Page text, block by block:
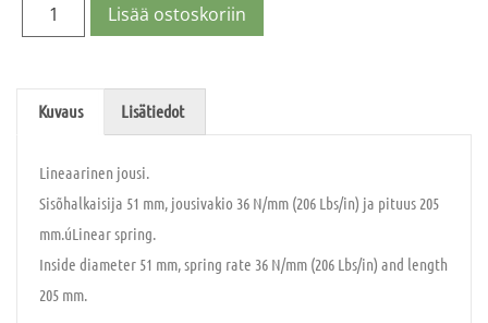
Lisää ostoskoriin
Kuvaus Lisätiedot
Lineaarinen jousi.
Sisõhalkaisija 51 mm, jousivakio 36 N/mm (206 Lbs/in) ja pituus 205
mm.úLinear spring.
Inside diameter 51 mm, spring rate 36 N/mm (206 Lbs/in) and length
205 mm.